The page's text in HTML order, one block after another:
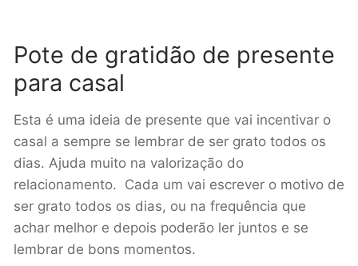
Pote de gratidão de presente
para casal
Esta é uma ideia de presente que vai incentivar o
casal a sempre se lembrar de ser grato todos os
dias. Ajuda muito na valorização do
relacionamento. Cada um vai escrever o motivo de
ser grato todos os dias, ou na frequência que
achar melhor e depois poderão ler juntos e se
lembrar de bons momentos.